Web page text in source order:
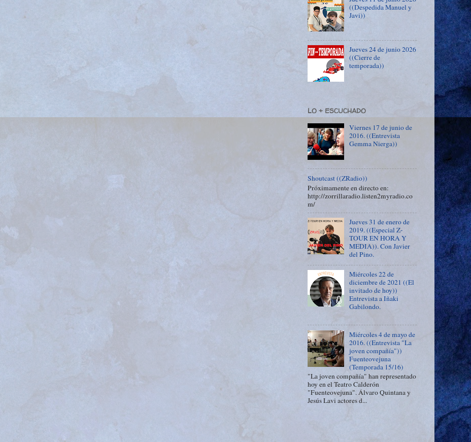
((Despedida Manuel y
Javi))
Jueves 24 de junio 2026
((Cierre de
temporada))
LO + ESCUCHADO
Viernes 17 de junio de
2016. ((Entrevista
Gemma Nierga))
Shoutcast ((ZRadio))
Próximamente en directo en:
http://zorrillaradio.listen2myradio.co
m/
Jueves 31 de enero de
2019. ((Especial Z-
TOUR EN HORA Y
MEDIA)). Con Javier
del Pino.
Miércoles 22 de
diciembre de 2021 ((El
invitado de hoy))
Entrevista a Iñaki
Gabilondo.
Miércoles 4 de mayo de
2016. ((Entrevista "La
joven compañía"))
Fuenteovejuna
(Temporada 15/16)
"La joven compañía" han representado
hoy en el Teatro Calderón
"Fuenteovejuna". Álvaro Quintana y
Jesús Lavi actores d...